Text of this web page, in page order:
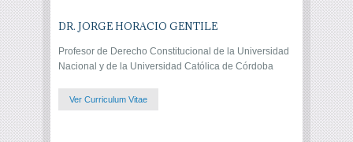
DR. JORGE HORACIO GENTILE
Profesor de Derecho Constitucional de la Universidad
Nacional y de la Universidad Católica de Córdoba
Ver Curriculum Vitae